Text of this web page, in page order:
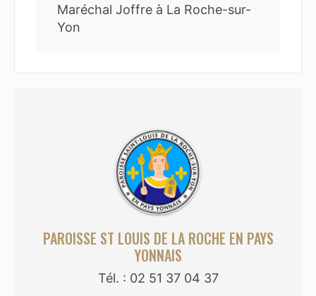
PAROISSE ST LOUIS DE LA ROCHE EN PAYS
YONNAIS
Tél. : 02 51 37 04 37
Maréchal Joffre à La Roche-sur-
Yon